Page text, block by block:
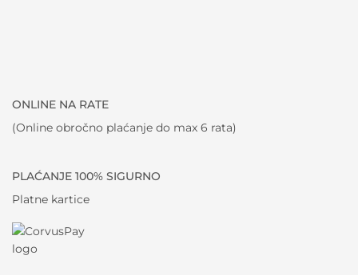
ONLINE NA RATE
(Online obročno plaćanje do max 6 rata)
PLAĆANJE 100% SIGURNO
Platne kartice